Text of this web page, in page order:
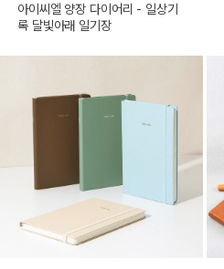
아이씨엘 양장 다이어리 - 일상기
록 달빛아래 일기장